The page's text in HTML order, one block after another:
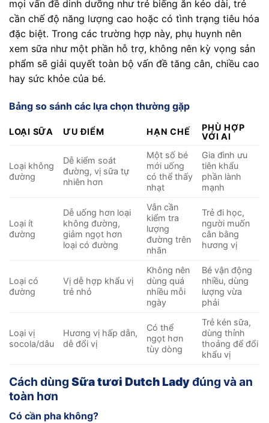
mọi vấn đề dinh dưỡng như trẻ biếng ăn kéo dài, trẻ
cần chế độ năng lượng cao hoặc có tình trạng tiêu hóa
đặc biệt. Trong các trường hợp này, phụ huynh nên
xem sữa như một phần hỗ trợ, không nên kỳ vọng sản
phẩm sẽ giải quyết toàn bộ vấn đề tăng cân, chiều cao
hay sức khỏe của bé.
Bảng so sánh các lựa chọn thường gặp
LOẠI SỮA ƯU ĐIỂM HẠN CHẾ
PHÙ HỢP
VỚI AI
Loại không
đường
Dễ kiểm soát
đường, vị sữa tự
nhiên hơn
Một số bé
mới uống
có thể thấy
nhạt
Gia đình ưu
tiên khẩu
phần lành
mạnh
Loại ít
đường
Dễ uống hơn loại
không đường,
giảm ngọt hơn
loại có đường
Vẫn cần
kiểm tra
lượng
đường trên
nhãn
Trẻ đi học,
người muốn
cân bằng
hương vị
Loại có
đường
Vị dễ hợp khẩu vị
trẻ nhỏ
Không nên
dùng quá
nhiều mỗi
ngày
Bé vận động
nhiều, dùng
lượng vừa
phải
Loại vị
socola/dâu
Hương vị hấp dẫn,
dễ đổi vị
Có thể
ngọt hơn
tùy dòng
Trẻ kén sữa,
dùng thỉnh
thoảng để đổi
khẩu vị
Cách dùng Sữa tươi Dutch Ladyđúng và an
toàn hơn
Có cần pha không?